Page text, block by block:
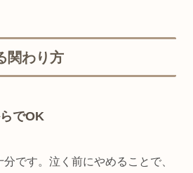
関わり方
でOK
分です。泣く前にやめることで、